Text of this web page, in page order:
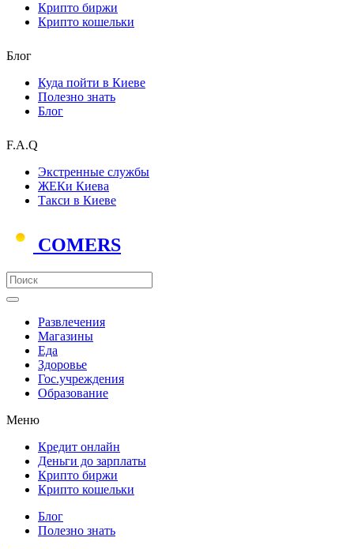
Крипто биржи
Крипто кошельки
Блог
Куда пойти в Киеве
Полезно знать
Блог
F.A.Q
Экстренные службы
ЖЕКи Киева
Такси в Киеве
COMERS
Развлечения
Магазины
Еда
Здоровье
Гос.учреждения
Образование
Меню
Кредит онлайн
Деньги до зарплаты
Крипто биржи
Крипто кошельки
Блог
Полезно знать